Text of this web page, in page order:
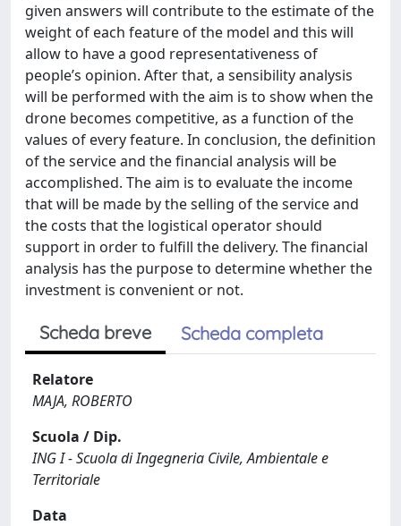
given answers will contribute to the estimate of the
weight of each feature of the model and this will
allow to have a good representativeness of
people’s opinion. After that, a sensibility analysis
will be performed with the aim is to show when the
drone becomes competitive, as a function of the
values of every feature. In conclusion, the definition
of the service and the financial analysis will be
accomplished. The aim is to evaluate the income
that will be made by the selling of the service and
the costs that the logistical operator should
support in order to fulfill the delivery. The financial
analysis has the purpose to determine whether the
investment is convenient or not.
Scheda breve Scheda completa
Relatore
MAJA, ROBERTO
Scuola / Dip.
ING I - Scuola di Ingegneria Civile, Ambientale e
Territoriale
Data